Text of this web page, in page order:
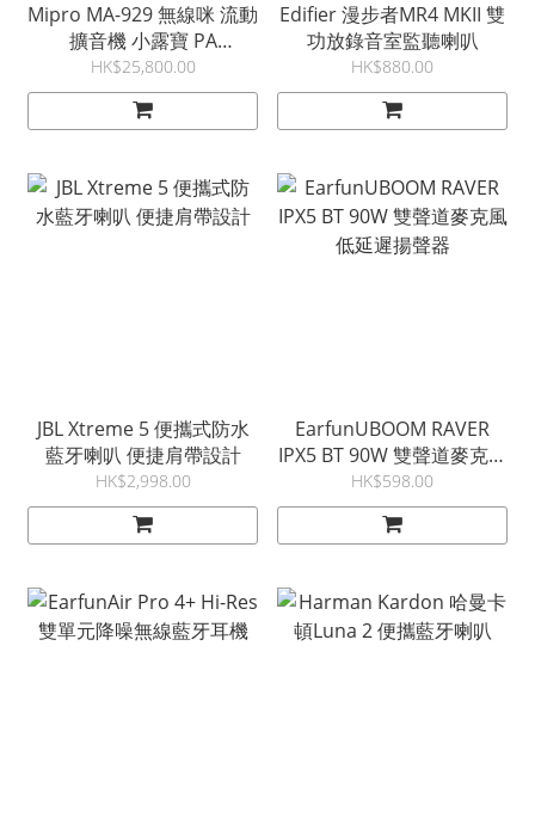
Mipro MA-929 無線咪 流動
擴音機 小露寶 PA
SPEAKER 户外音響
HK$25,800.00
Edifier 漫步者MR4 MKII 雙
功放錄音室監聽喇叭
HK$880.00
JBL Xtreme 5 便攜式防水
藍牙喇叭 便捷肩帶設計
HK$2,998.00
EarfunUBOOM RAVER
IPX5 BT 90W 雙聲道麥克風
低延遲揚聲器
HK$598.00